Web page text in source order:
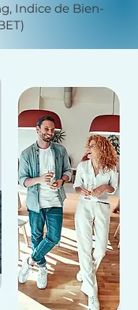
Indice de Bien-